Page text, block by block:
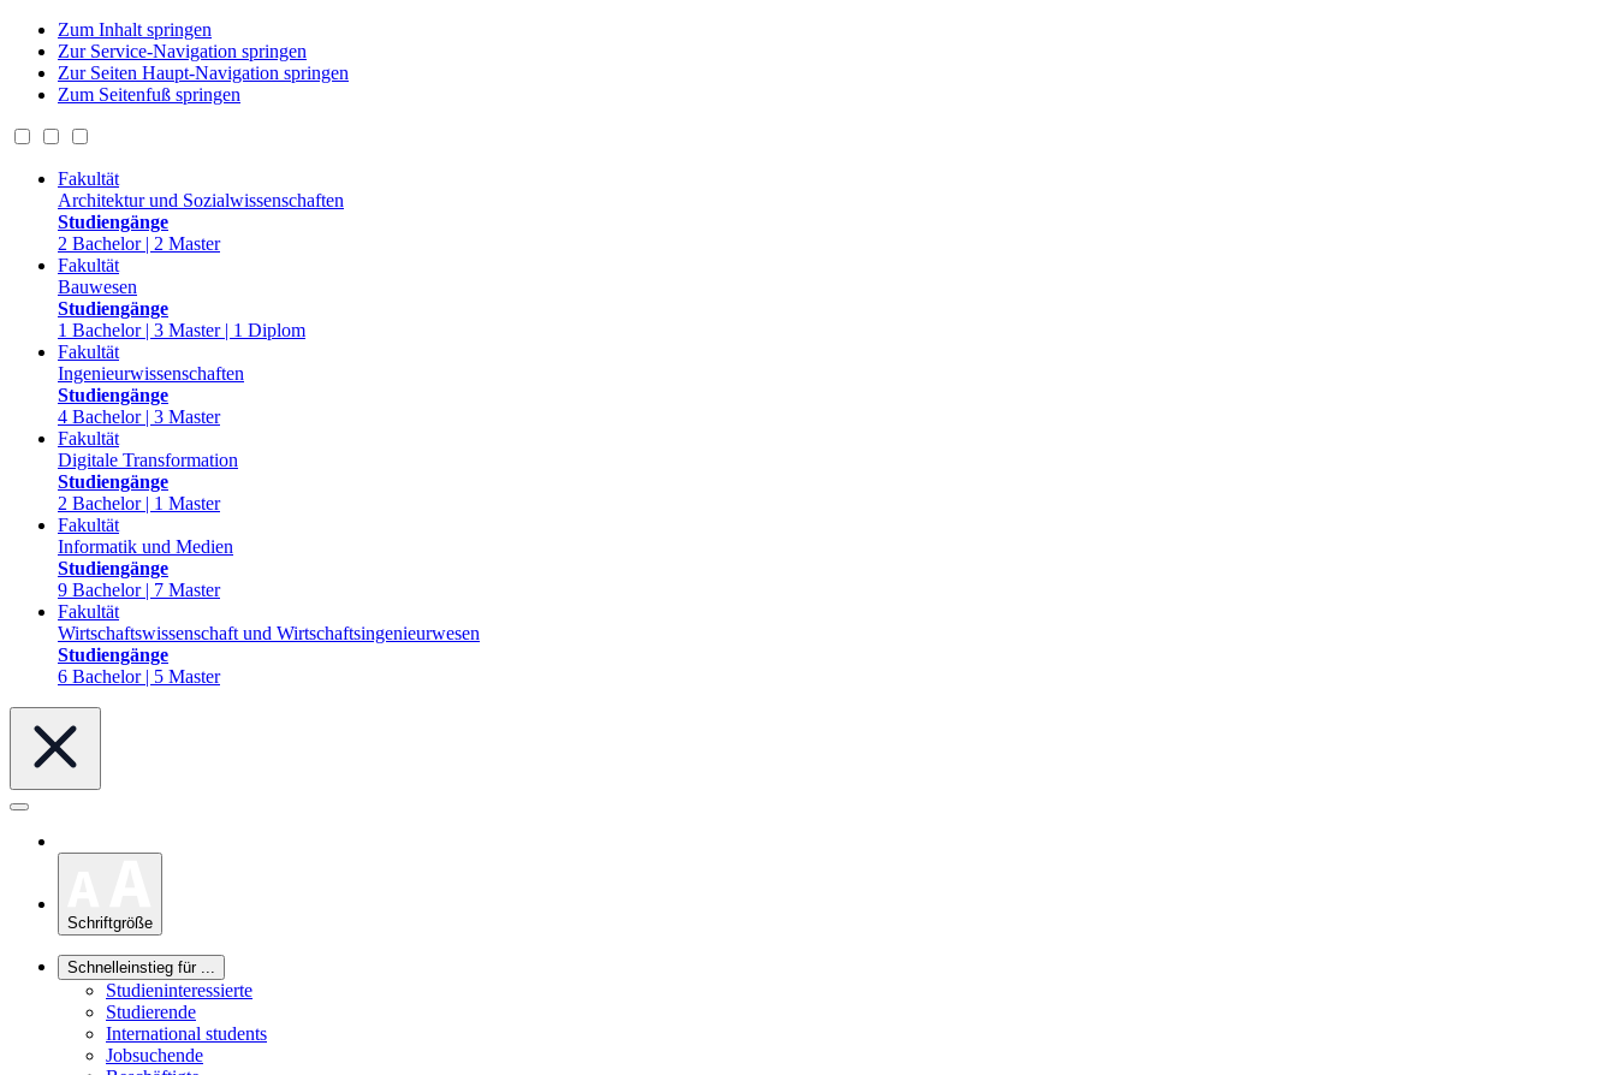
Zum Inhalt springen
Zur Service-Navigation springen
Zur Seiten Haupt-Navigation springen
Zum Seitenfuß springen
Fakultät
Architektur und Sozialwissenschaften
Studiengänge
2 Bachelor | 2 Master
Fakultät
Bauwesen
Studiengänge
1 Bachelor | 3 Master | 1 Diplom
Fakultät
Ingenieurwissenschaften
Studiengänge
4 Bachelor | 3 Master
Fakultät
Digitale Transformation
Studiengänge
2 Bachelor | 1 Master
Fakultät
Informatik und Medien
Studiengänge
9 Bachelor | 7 Master
Fakultät
Wirtschaftswissenschaft und Wirtschaftsingenieurwesen
Studiengänge
6 Bachelor | 5 Master
Schriftgröße
Schnelleinstieg für ...
Studieninteressierte
Studierende
International students
Jobsuchende